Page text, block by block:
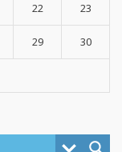
22 23
29 30